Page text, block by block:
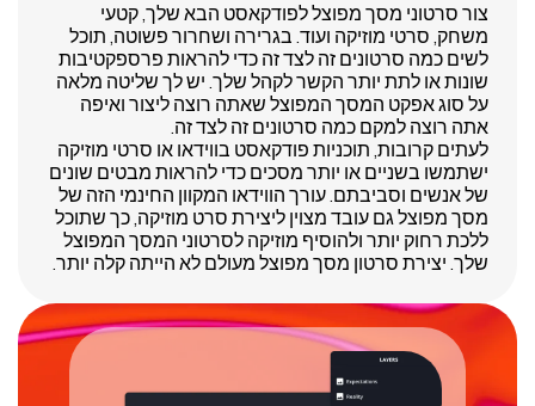
צור סרטוני מסך מפוצל לפודקאסט הבא שלך, קטעי
משחק, סרטי מוזיקה ועוד. בגרירה ושחרור פשוטה, תוכל
לשים כמה סרטונים זה לצד זה כדי להראות פרספקטיבות
שונות או לתת יותר הקשר לקהל שלך. יש לך שליטה מלאה
על סוג אפקט המסך המפוצל שאתה רוצה ליצור ואיפה
אתה רוצה למקם כמה סרטונים זה לצד זה.
לעתים קרובות, תוכניות פודקאסט בווידאו או סרטי מוזיקה
ישתמשו בשניים או יותר מסכים כדי להראות מבטים שונים
של אנשים וסביבתם. עורך הווידאו המקוון החינמי הזה של
מסך מפוצל גם עובד מצוין ליצירת סרט מוזיקה, כך שתוכל
ללכת רחוק יותר ולהוסיף מוזיקה לסרטוני המסך המפוצל
שלך. יצירת סרטון מסך מפוצל מעולם לא הייתה קלה יותר.